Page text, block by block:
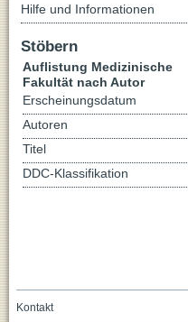
Hilfe und Informationen
Stöbern
Auflistung Medizinische
Fakultät nach Autor
Erscheinungsdatum
Autoren
Titel
DDC-Klassifikation
Kontakt